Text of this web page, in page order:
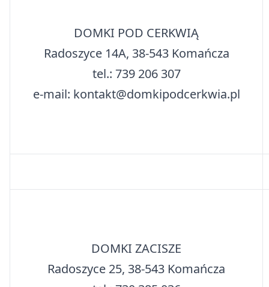
DOMKI POD CERKWIĄ
Radoszyce 14A, 38-543 Komańcza
tel.: 739 206 307
e-mail: kontakt@domkipodcerkwia.pl
DOMKI ZACISZE
Radoszyce 25, 38-543 Komańcza